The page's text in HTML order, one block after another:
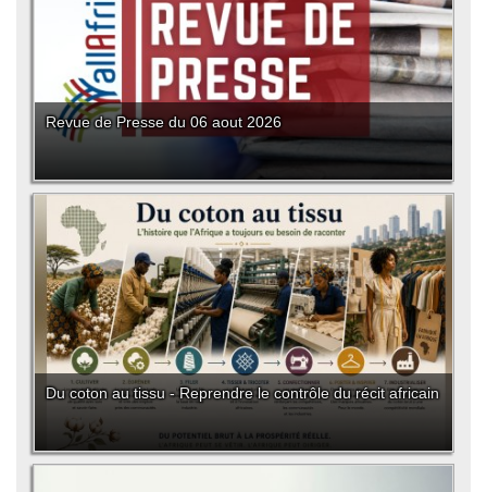
Revue de Presse du 06 aout 2026
Du coton au tissu - Reprendre le contrôle du récit africain